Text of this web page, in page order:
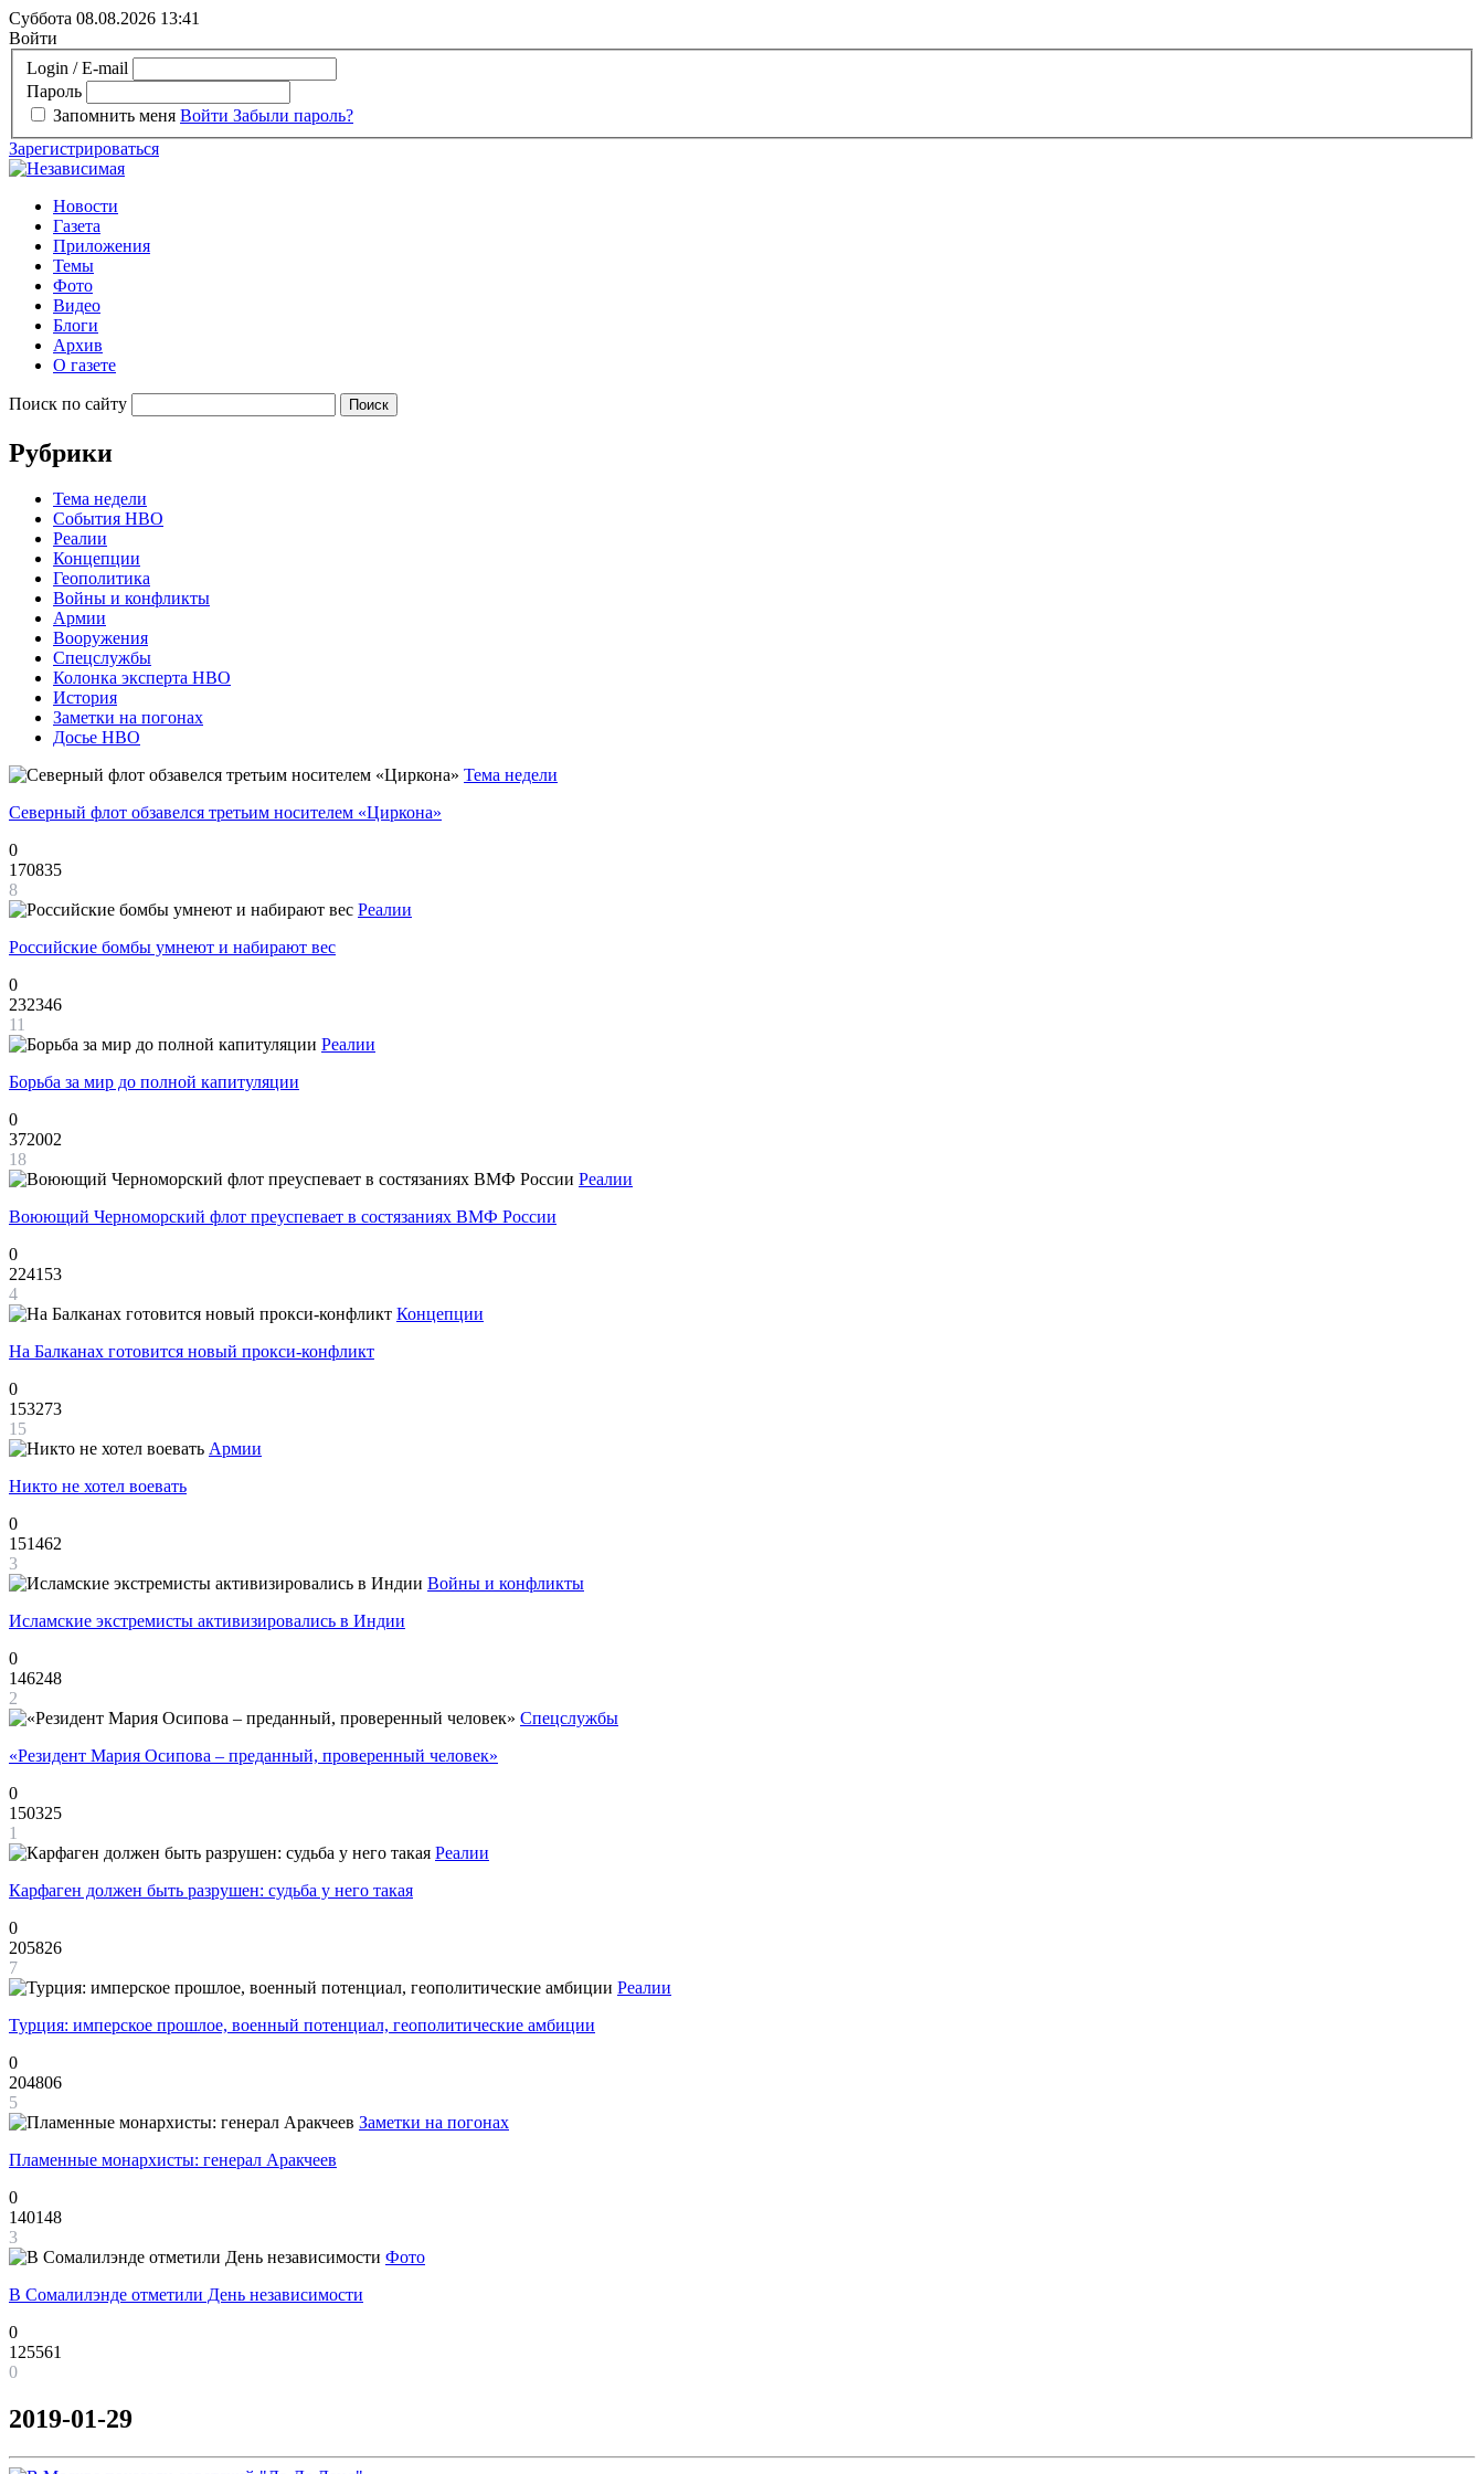
Суббота 08.08.2026 13:41
Войти
Login / E-mail
Пароль
Запомнить меня Войти Забыли пароль?
Зарегистрироваться
Новости
Газета
Приложения
Темы
Фото
Видео
Блоги
Архив
О газете
Поиск по сайту
Рубрики
Тема недели
События НВО
Реалии
Концепции
Геополитика
Войны и конфликты
Армии
Вооружения
Спецслужбы
Колонка эксперта НВО
История
Заметки на погонах
Досье НВО
Тема недели
Северный флот обзавелся третьим носителем «Циркона»
0
170835
8
Реалии
Российские бомбы умнеют и набирают вес
0
232346
11
Реалии
Борьба за мир до полной капитуляции
0
372002
18
Реалии
Воюющий Черноморский флот преуспевает в состязаниях ВМФ России
0
224153
4
Концепции
На Балканах готовится новый прокси-конфликт
0
153273
15
Армии
Никто не хотел воевать
0
151462
3
Войны и конфликты
Исламские экстремисты активизировались в Индии
0
146248
2
Спецслужбы
«Резидент Мария Осипова – преданный, проверенный человек»
0
150325
1
Реалии
Карфаген должен быть разрушен: судьба у него такая
0
205826
7
Реалии
Турция: имперское прошлое, военный потенциал, геополитические амбиции
0
204806
5
Заметки на погонах
Пламенные монархисты: генерал Аракчеев
0
140148
3
Фото
В Сомалилэнде отметили День независимости
0
125561
0
2019-01-29